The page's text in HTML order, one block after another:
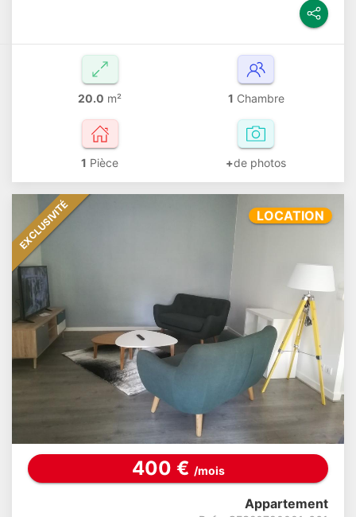
20.0 m² 1 Chambre
1 Pièce +de photos
EXCLUSIVITÉ LOCATION
400 € /mois
Appartement